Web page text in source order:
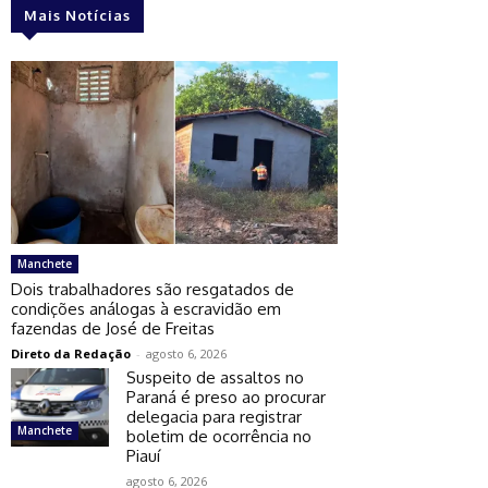
Mais Notícias
Manchete
Dois trabalhadores são resgatados de
condições análogas à escravidão em
fazendas de José de Freitas
Direto da Redação - agosto 6, 2026
Manchete
Suspeito de assaltos no
Paraná é preso ao procurar
delegacia para registrar
boletim de ocorrência no
Piauí
agosto 6, 2026